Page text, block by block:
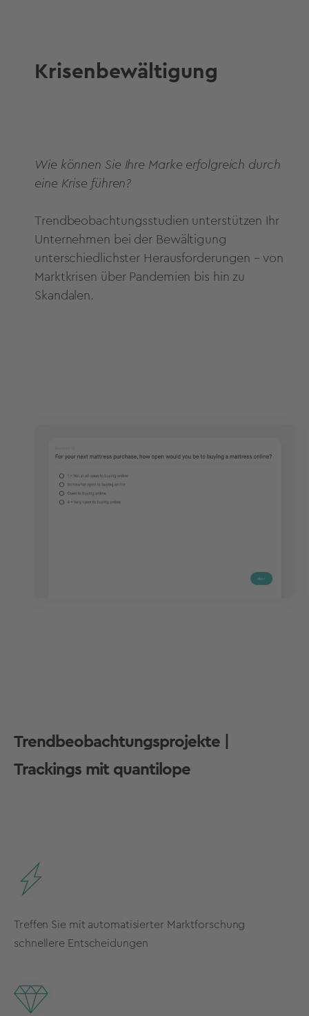
Krisenbewältigung
Wie können Sie Ihre Marke erfolgreich durch
eine Krise führen?
Trendbeobachtungsstudien unterstützen Ihr
Unternehmen bei der Bewältigung
unterschiedlichster Herausforderungen – von
Marktkrisen über Pandemien bis hin zu
Skandalen.
Trendbeobachtungsprojekte |
Trackings mit quantilope
Treffen Sie mit automatisierter Marktforschung
schnellere Entscheidungen